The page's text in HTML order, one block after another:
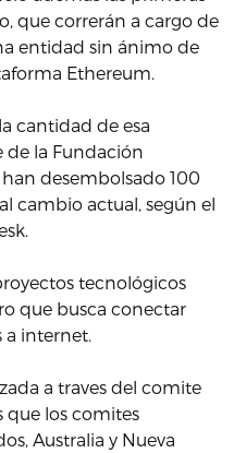
que correrán a cargo de
entidad sin ánimo de
Ethereum.
cantidad de esa
de la Fundación
desembolsado 100
cambio actual, según el
tecnológicos
que busca conectar
a internet.
a traves del comite
que los comites
Australia y Nueva